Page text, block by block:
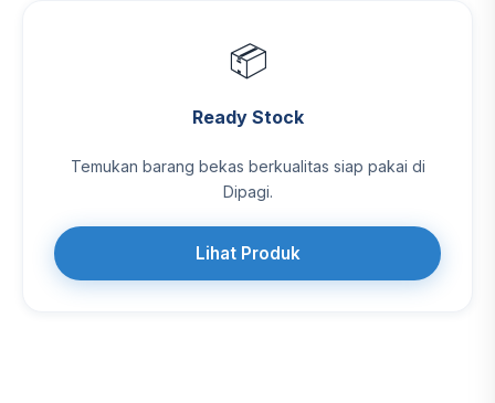
📦
Ready Stock
Temukan barang bekas berkualitas siap pakai di
Dipagi.
Lihat Produk